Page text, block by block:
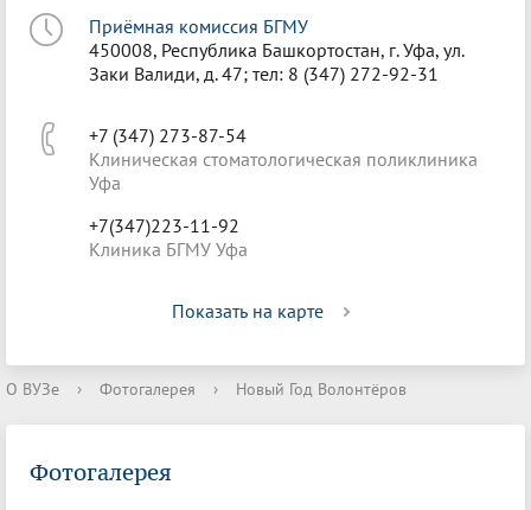
Приёмная комиссия БГМУ
450008, Республика Башкортостан, г. Уфа, ул.
Заки Валиди, д. 47; тел: 8 (347) 272-92-31
+7 (347) 273-87-54
Клиническая стоматологическая поликлиника
Уфа
+7(347)223-11-92
Клиника БГМУ Уфа
Показать на карте
О ВУЗе › Фотогалерея › Новый Год Волонтёров
Фотогалерея